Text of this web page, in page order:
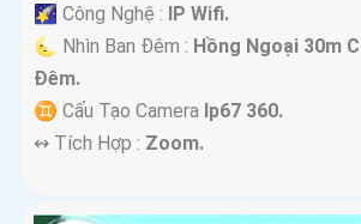
🌠 Công Nghệ : IP Wifi.
🌜 Nhìn Ban Đêm : Hồng Ngoại 30m
Ðêm.
♊ Cấu Tạo Camera Ip67 360.
️↭ Tích Hợp : Zoom.